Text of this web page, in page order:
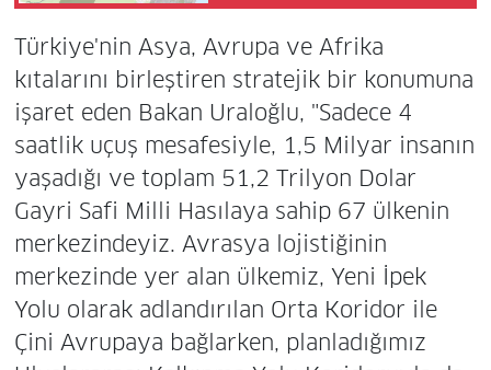
Türkiye'nin Asya, Avrupa ve Afrika
kıtalarını birleştiren stratejik bir konumuna
işaret eden Bakan Uraloğlu, "Sadece 4
saatlik uçuş mesafesiyle, 1,5 Milyar insanın
yaşadığı ve toplam 51,2 Trilyon Dolar
Gayri Safi Milli Hasılaya sahip 67 ülkenin
merkezindeyiz. Avrasya lojistiğinin
merkezinde yer alan ülkemiz, Yeni İpek
Yolu olarak adlandırılan Orta Koridor ile
Çini Avrupaya bağlarken, planladığımız